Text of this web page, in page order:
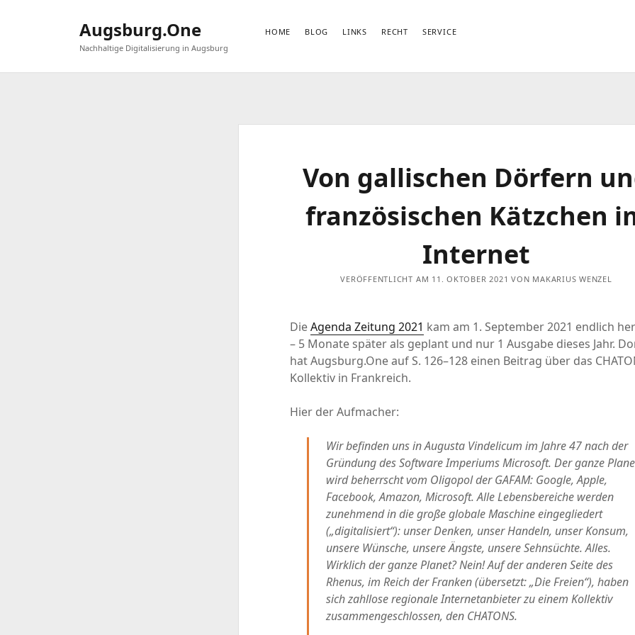
Augsburg.One
Nachhaltige Digitalisierung in Augsburg
HOME BLOG LINKS RECHT SERVICE
Von gallischen Dörfern
französischen Kätzchen
Internet
VERÖFFENTLICHT AM 11. OKTOBER 2021 VON MAKARIUS WENZEL
DieAgenda Zeitung 2021 kam am 1. September 2021 endlich
– 5 Monate später als geplant und nur 1 Ausgabe dieses Jahr.
hat Augsburg.One auf S. 126–128 einen Beitrag über das
Kollektiv in Frankreich.
Hier der Aufmacher:
Wir befinden uns in Augusta Vindelicum im Jahre 47 nach der
Gründung des Software Imperiums Microsoft. Der ganze
wird beherrscht vom Oligopol der GAFAM: Google, Apple,
Facebook, Amazon, Microsoft. Alle Lebensbereiche werden
zunehmend in die große globale Maschine eingegliedert
(„digitalisiert“): unser Denken, unser Handeln, unser Konsum,
unsere Wünsche, unsere Ängste, unsere Sehnsüchte. Alles.
Wirklich der ganze Planet? Nein! Auf der anderen Seite des
Rhenus, im Reich der Franken (übersetzt: „Die Freien“), haben
sich zahllose regionale Internetanbieter zu einem Kollektiv
zusammengeschlossen, den CHATONS.